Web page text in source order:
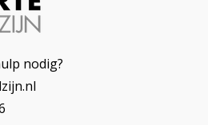
nodig?